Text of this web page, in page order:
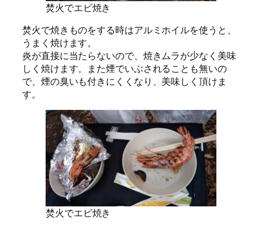
焚火でエビ焼き
焚火で焼きものをする時はアルミホイルを使うと、
うまく焼けます。
炎が直接に当たらないので、焼きムラが少なく美味
しく焼けます。また煙でいぶされることも無いの
で、煙の臭いも付きにくくなり、美味しく頂けま
す。
焚火でエビ焼き